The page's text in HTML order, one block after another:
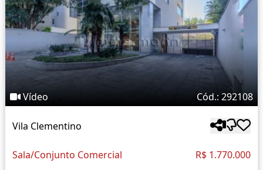
Vídeo Cód.: 292108
Vila Clementino
Sala/Conjunto Comercial R$ 1.770.000